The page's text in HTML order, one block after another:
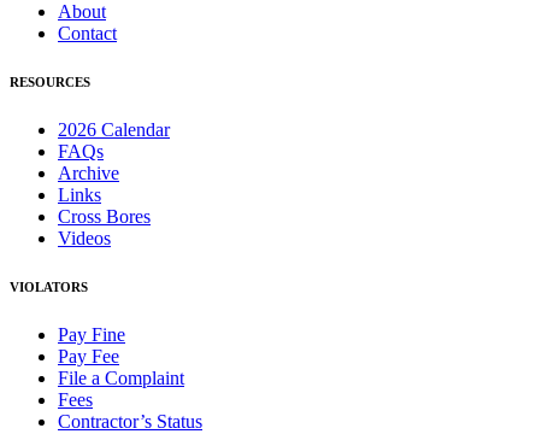
About
Contact
RESOURCES
2026 Calendar
FAQs
Archive
Links
Cross Bores
Videos
VIOLATORS
Pay Fine
Pay Fee
File a Complaint
Fees
Contractor’s Status